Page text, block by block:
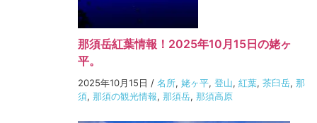
那須岳紅葉情報！2025年10月15日の姥ヶ
平。
2025年10月15日 / 名所, 姥ヶ平, 登山, 紅葉, 茶臼岳, 那
須, 那須の観光情報, 那須岳, 那須高原